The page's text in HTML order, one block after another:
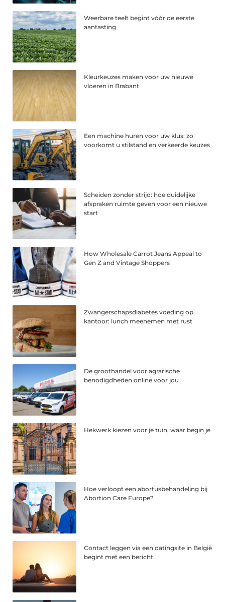
Weerbare teelt begint vóór de eerste
aantasting
Kleurkeuzes maken voor uw nieuwe
vloeren in Brabant
Een machine huren voor uw klus: zo
voorkomt u stilstand en verkeerde keuzes
Scheiden zonder strijd: hoe duidelijke
afspraken ruimte geven voor een nieuwe
start
How Wholesale Carrot Jeans Appeal to
Gen Z and Vintage Shoppers
Zwangerschapsdiabetes voeding op
kantoor: lunch meenemen met rust
De groothandel voor agrarische
benodigdheden online voor jou
Hekwerk kiezen voor je tuin, waar begin je
Hoe verloopt een abortusbehandeling bij
Abortion Care Europe?
Contact leggen via een datingsite in België
begint met een bericht